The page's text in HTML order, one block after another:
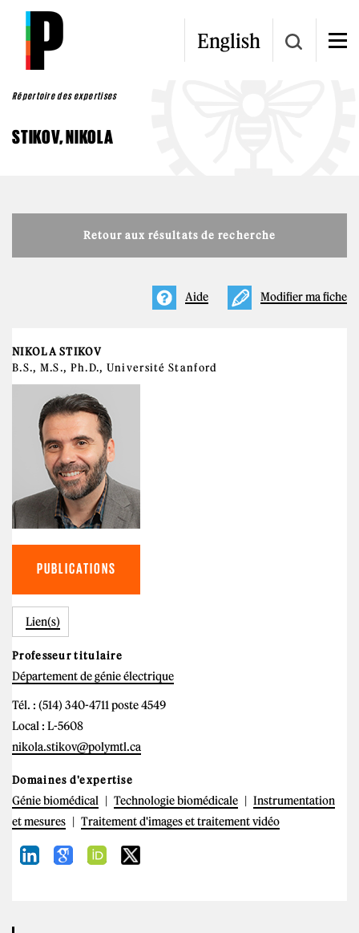
Aller au contenu principal
English
Répertoire des expertises
STIKOV, NIKOLA
Retour aux résultats de recherche
Modifier ma fiche
Aide
NIKOLA STIKOV
B.S., M.S., Ph.D., Université Stanford
PUBLICATIONS
Lien(s)
Professeur titulaire
Département de génie électrique
Tél. : (514) 340-4711 poste 4549
Local : L-5608
nikola.stikov@polymtl.ca
Domaines d'expertise
Génie biomédical Technologie biomédicale
Instrumentation
et mesures
Traitement d'images et traitement vidéo